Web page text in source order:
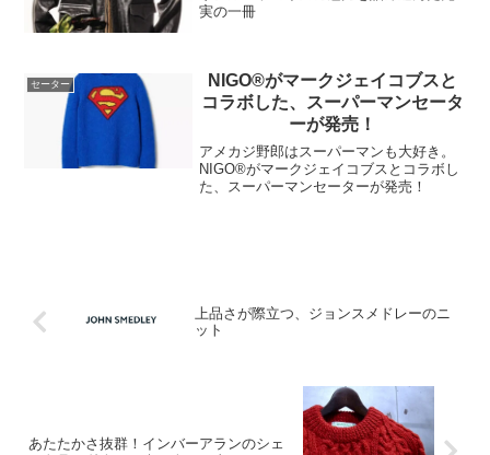
実の一冊
セーター
NIGO®がマークジェイコブスと
コラボした、スーパーマンセータ
ーが発売！
アメカジ野郎はスーパーマンも大好き。
NIGO®がマークジェイコブスとコラボし
た、スーパーマンセーターが発売！
上品さが際立つ、ジョンスメドレーのニ
ット
あたたかさ抜群！インバーアランのシェ